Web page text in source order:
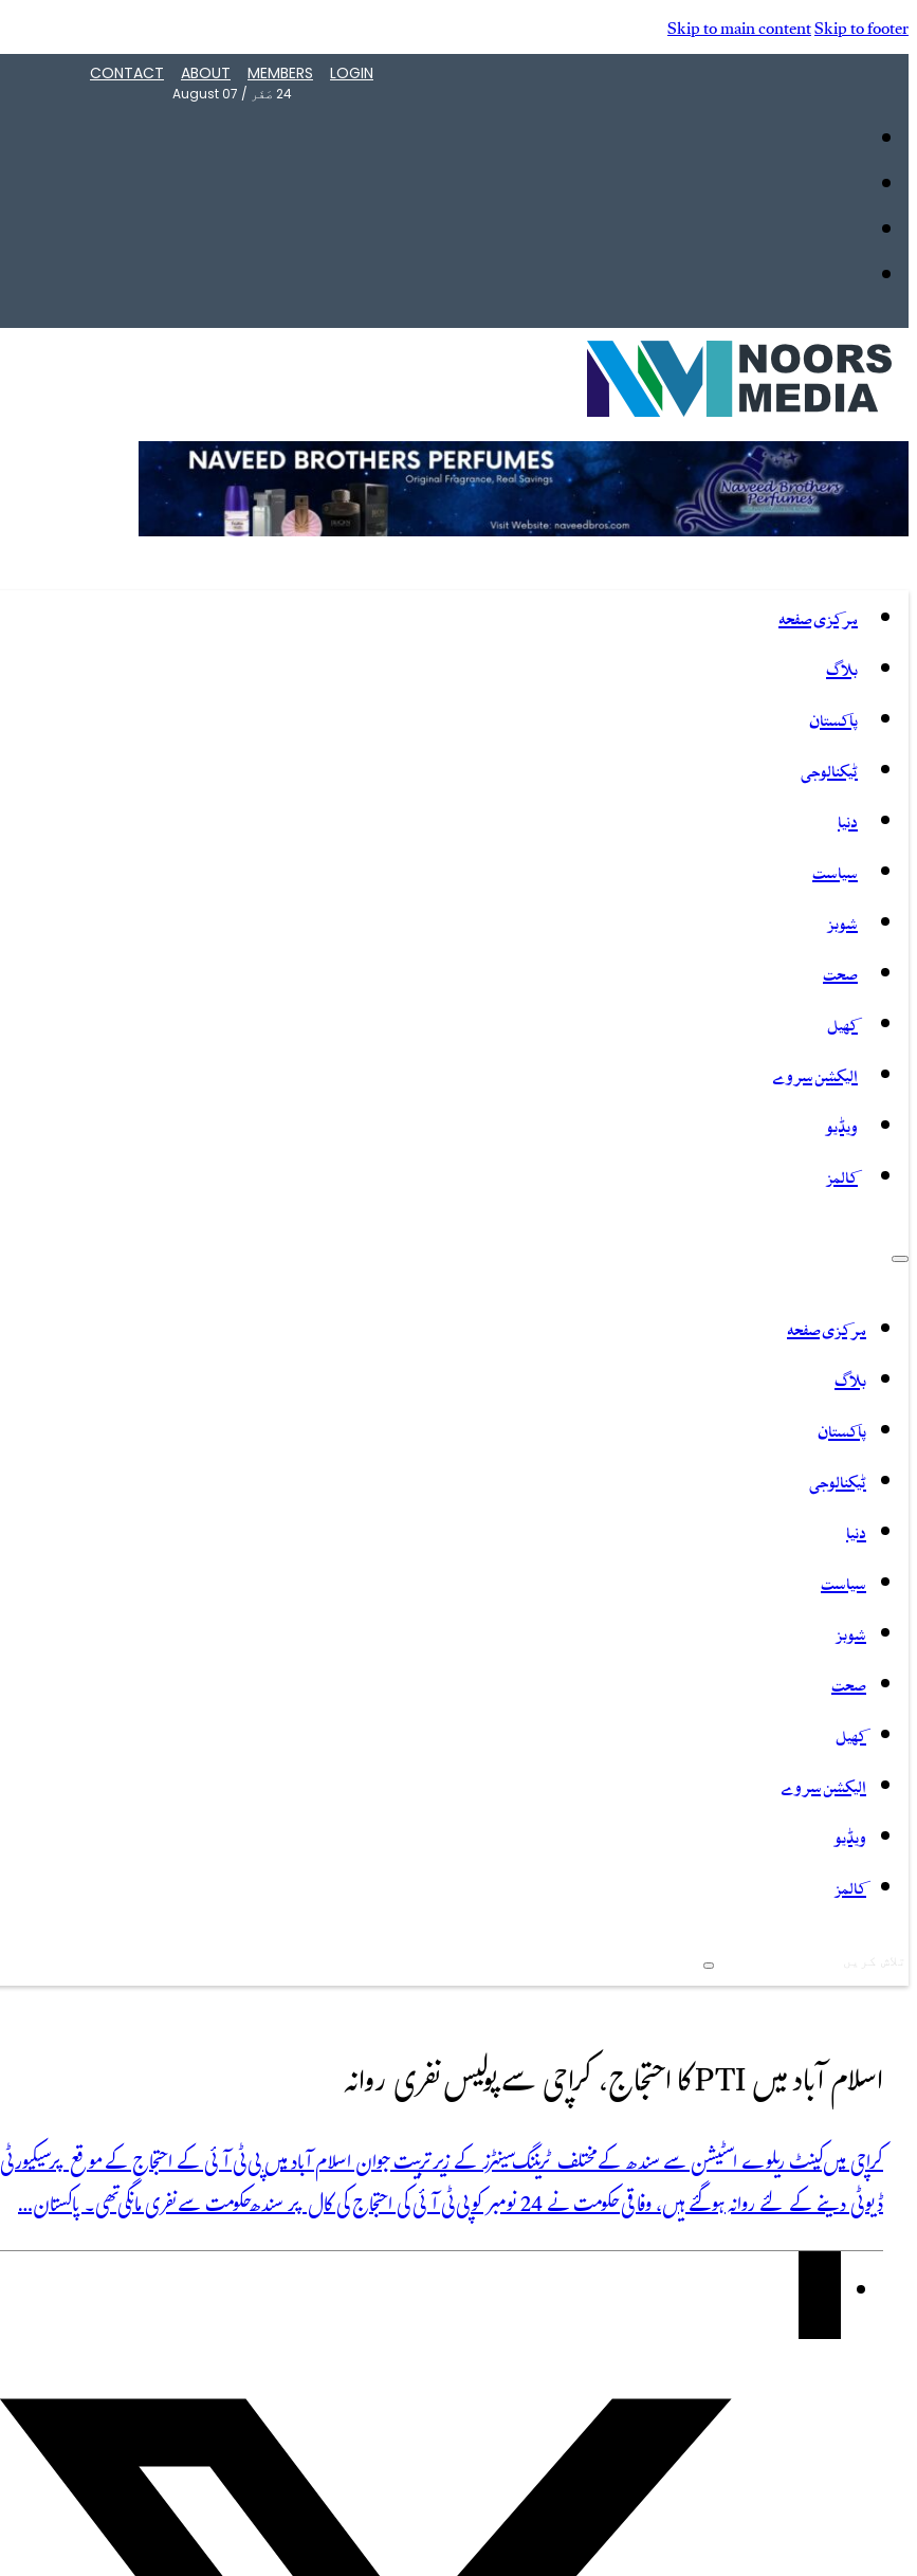
Skip to main contentSkip to footer
LOGIN
MEMBERS
ABOUT
CONTACT
24 صَفَر /
August 07
مرکزی صفحہ
بلاگ
پاکستان
ٹیکنالوجی
دنیا
سیاست
شوبز
صحت
کھیل
الیکشن سروے
ویڈیو
کالمز
مرکزی صفحہ
بلاگ
پاکستان
ٹیکنالوجی
دنیا
سیاست
شوبز
صحت
کھیل
الیکشن سروے
ویڈیو
کالمز
Search
اسلام آباد میں PTI کا احتجاج، کراچی سے پولیس نفری روانہ
کراچی میں کینٹ ریلوے اسٹیشن سے سندھ کے مختلف ٹریننگ سینٹرز کے زیر تربیت جوان اسلام آباد میں پی ٹی آئی کے احتجاج کے موقع پر سیکیورٹی
ڈیوٹی دینے کے لئے روانہ ہوگئے ہیں، وفاقی حکومت نے 24 نومبر کو پی ٹی آئی کی احتجاج کی کال پر سندھ حکومت سے نفری مانگی تھی۔ پاکستان…